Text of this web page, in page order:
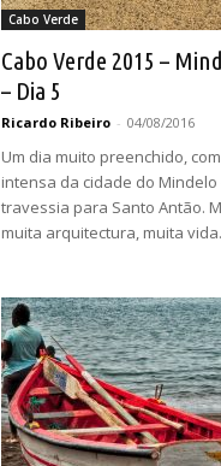
Cabo Verde
Cabo Verde 2015 –
– Dia 5
Ricardo Ribeiro - 04/08/2016
Um dia muito preenchido,
intensa da cidade do
travessia para Santo Antão.
muita arquitectura, muita vida.